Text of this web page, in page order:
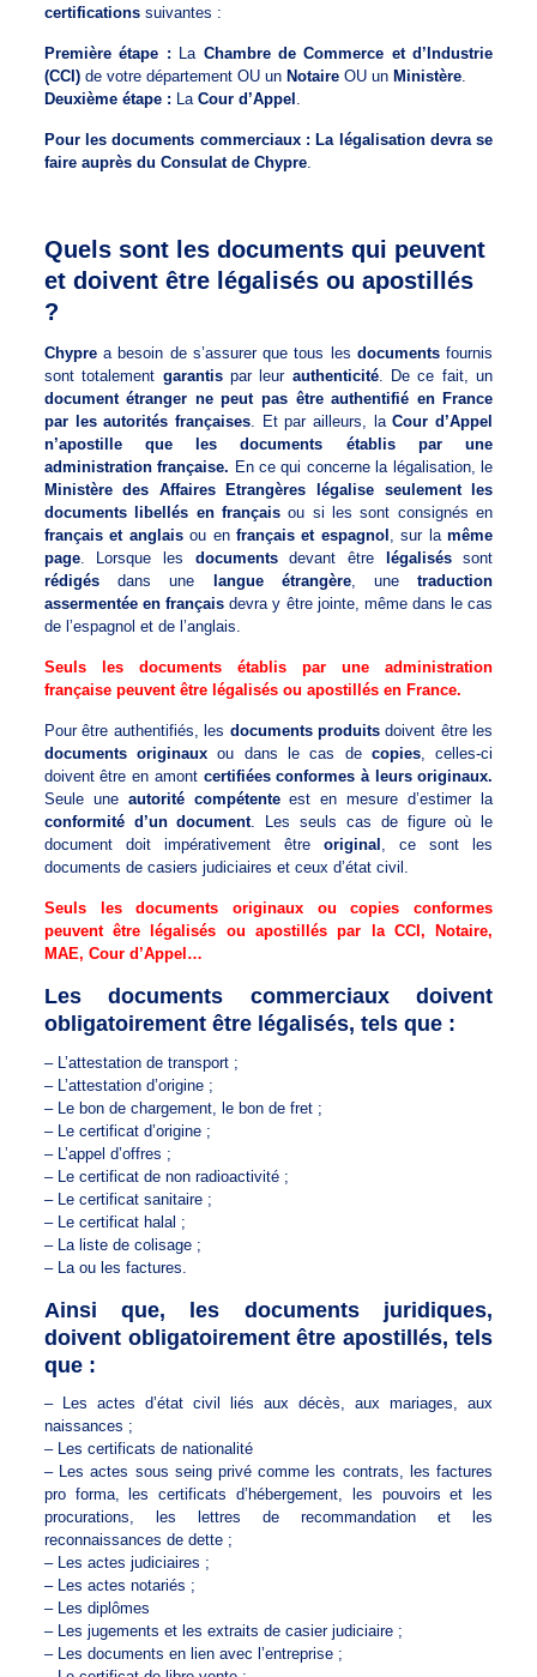
certificationssuivantes :
Première étape : La Chambre de Commerce et d’Industrie
(CCI)de votre département OU un Notaire OU un Ministère.
Deuxième étape : La Cour d’Appel
Pour les documents commerciaux : La légalisation devra se
faire auprès du Consulat de Chypre.
Quels sont les documents qui peuvent
et doivent être légalisés ou apostillés
?
Chyprea besoin de s’assurer que tous les documentsfournis
sont totalement garantispar leur authenticité. De ce fait, un
document étranger ne peut pas être authentifié en France
par les autorités françaises. Et par ailleurs, laCour d’Appel
n’apostille que les documents établis par une
administration française. En ce qui concerne la légalisation, le
Ministère des Affaires Etrangères légalise seulement les
documents libellés en françaisou si les sont consignés en
français et anglaisou en français et espagnol , sur lamême
page. Lorsque les documentsdevant être légaliséssont
rédigésdans une langue étrangère, unetraduction
assermentée en français devra y être jointe, même dans le cas
de l’espagnol et de l’anglais.
Seuls les documents établis par une administration
française peuvent être légalisés ou apostillés en France.
Pour être authentifiés, les documents produitsdoivent être les
documents originaux ou dans le cas de copies, celles-ci
doivent être en amont certifiées conformes à leurs originaux.
Seule une autorité compétenteest en mesure d’estimer la
conformité d’un document. Les seuls cas de figure où le
document doit impérativement êtreoriginal
, ce sont les
documents de casiers judiciaires et ceux d’état civil.
Seuls les documents originaux ou copies conformes
peuvent être légalisés ou apostillés par la CCI, Notaire,
MAE, Cour d’Appel…
Les documents commerciaux doivent
obligatoirement être légalisés, tels que :
– L’attestation de transport ;
– L’attestation d’origine ;
– Le bon de chargement, le bon de fret ;
– Le certificat d’origine ;
– L’appel d’offres ;
– Le certificat de non radioactivité ;
– Le certificat sanitaire ;
– Le certificat halal ;
– La liste de colisage ;
– La ou les factures.
Ainsi que, les documents juridiques,
doivent obligatoirement être apostillés, tels
que :
– Les actes d’état civil liés aux décès, aux mariages, aux
naissances ;
– Les certificats de nationalité
– Les actes sous seing privé comme les contrats, les factures
pro forma, les certificats d’hébergement, les pouvoirs et les
procurations, les lettres de recommandation et les
reconnaissances de dette ;
– Les actes judiciaires ;
– Les actes notariés ;
– Les diplômes
– Les jugements et les extraits de casier judiciaire ;
– Les documents en lien avec l’entreprise ;